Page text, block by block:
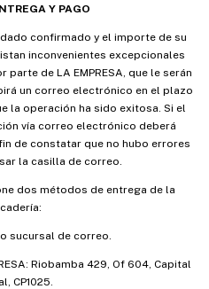
Y PAGO
confirmado y el importe de su
inconvenientes excepcionales
de LA EMPRESA, que le serán
un correo electrónico en el plazo
la operación ha sido exitosa. Si el
vía correo electrónico deberá
de constatar que no hubo errores
la casilla de correo.
dos métodos de entrega de la
sucursal de correo.
Riobamba 429, Of 604, Capital
CP1025.